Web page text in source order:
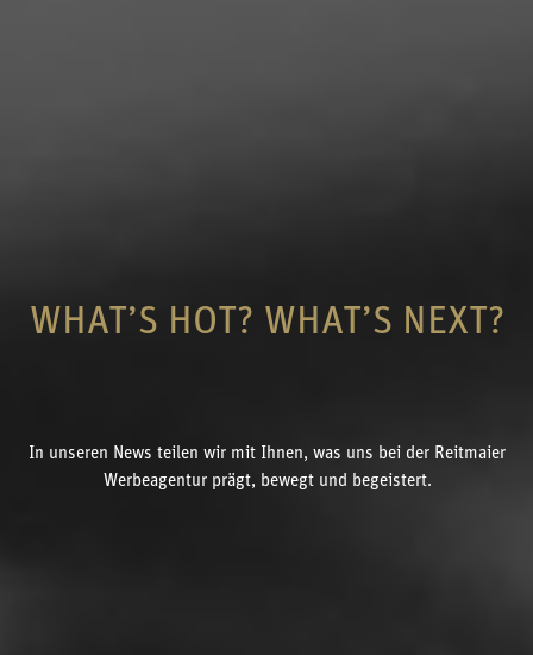
WHAT’S HOT? WHAT’S NEXT?
In unseren News teilen wir mit Ihnen, was uns bei der Reitmaier
Werbeagentur prägt, bewegt und begeistert.